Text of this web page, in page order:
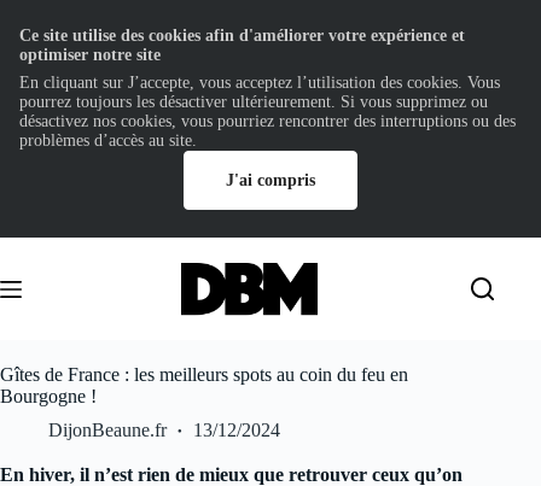
contenu
Gîtes de France : les meilleurs spots au coin du feu en
Bourgogne !
DijonBeaune.fr
13/12/2024
En hiver, il n’est rien de mieux que retrouver ceux qu’on
Ce site utilise des cookies afin d'améliorer votre expérience et
optimiser notre site
En cliquant sur J’accepte, vous acceptez l’utilisation des cookies. Vous
pourrez toujours les désactiver ultérieurement. Si vous supprimez ou
désactivez nos cookies, vous pourriez rencontrer des interruptions ou des
problèmes d’accès au site.
J'ai compris